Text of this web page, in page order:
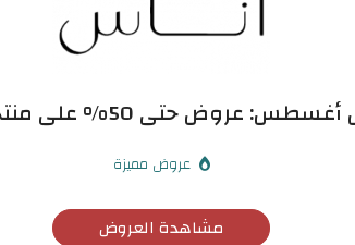
50% على منتجات العناية للنساء
عروض مميزة
مشاهدة العروض